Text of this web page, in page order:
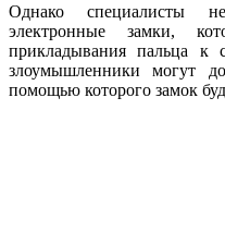
Однако специалисты
электронные замки,
прикладывания пальца к
злоумышленники могут
помощью которого замок